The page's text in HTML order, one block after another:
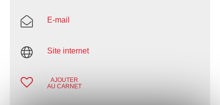
E-mail
Site internet
AJOUTER
AU CARNET